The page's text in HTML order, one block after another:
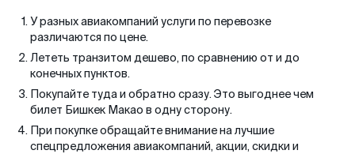
У разных авиакомпаний услуги по перевозке
различаются по цене.
Лететь транзитом дешево, по сравнению от и до
конечных пунктов.
Покупайте туда и обратно сразу. Это выгоднее чем
билет Бишкек Макао в одну сторону.
При покупке обращайте внимание на лучшие
спецпредложения авиакомпаний, акции, скидки и